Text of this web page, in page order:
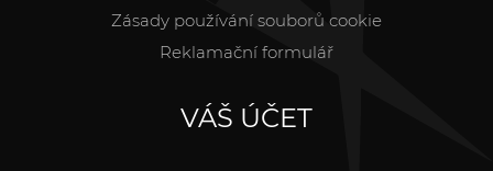
Zásady používání souborů cookie
Reklamační formulář
VÁŠ ÚČET